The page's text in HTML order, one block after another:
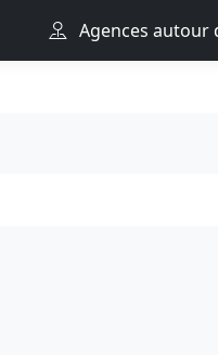
Agences autour